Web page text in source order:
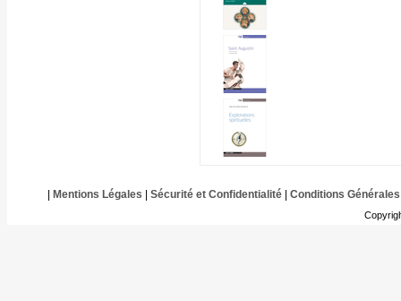
Mentions Légales Sécurité et Confidentialité| Conditions Générales